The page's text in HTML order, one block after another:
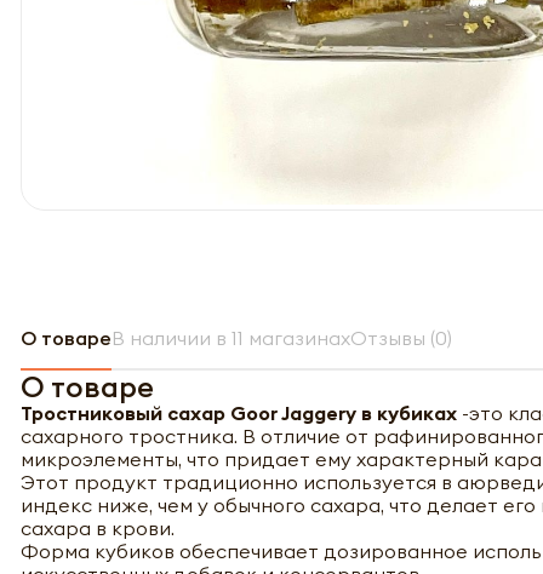
О товареВ наличии в 11 магазинахОтзывы (0)
О товаре
Тростниковый сахар Goor Jaggery в кубиках -это
сахарного тростника. В отличие от
микроэлементы, что придает ему характерный
Этот продукт традиционно используется в
индекс ниже, чем у обычного сахара, что делает
сахара в крови.
Форма кубиков обеспечивает дозированное